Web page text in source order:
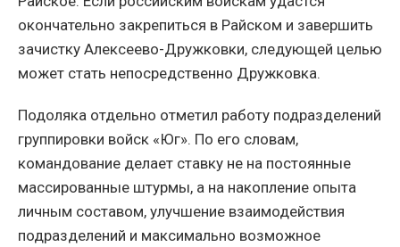
окончательно закрепиться в Райском и завершить
зачистку Алексеево-Дружковки, следующей целью
может стать непосредственно Дружковка.
Подоляка отдельно отметил работу подразделений
группировки войск «Юг». По его словам,
командование делает ставку не на постоянные
массированные штурмы, а на накопление опыта
личным составом, улучшение взаимодействия
подразделений и максимально возможное